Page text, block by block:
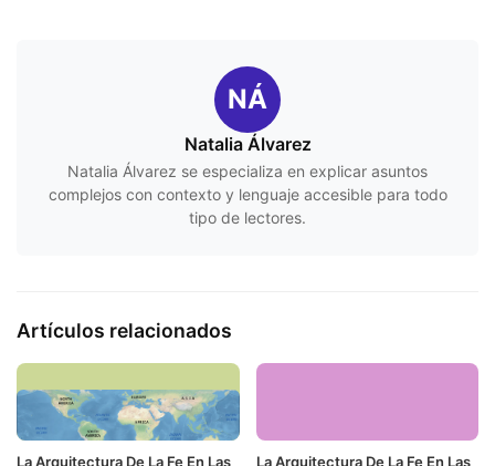
NÁ
Natalia Álvarez
Natalia Álvarez se especializa en explicar asuntos
complejos con contexto y lenguaje accesible para todo
tipo de lectores.
Artículos relacionados
La Arquitectura De La Fe En Las La Arquitectura De La Fe En Las